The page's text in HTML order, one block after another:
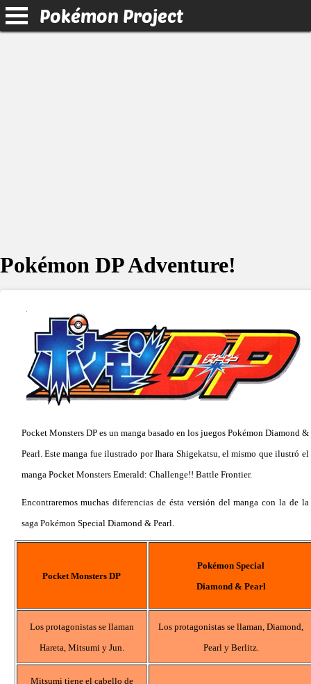
Pokémon Project
Pokémon DP Adventure!
Pocket Monsters DP es un manga basado en los juegos Pokémon Diamond &
Pearl. Este manga fue ilustrado por Ihara Shigekatsu, el mismo que ilustró el
manga Pocket Monsters Emerald: Challenge!! Battle Frontier.
Encontraremos muchas diferencias de ésta versión del manga con la de la
saga Pokémon Special Diamond & Pearl.
Pocket Monsters DP
Pokémon Special
Diamond & Pearl
Los protagonistas se llaman
Hareta, Mitsumi y Jun.
Los protagonistas se llaman, Diamond,
Pearl y Berlitz.
Mitsumi tiene el cabello de